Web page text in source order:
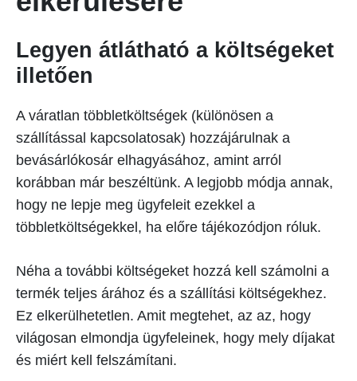
Legyen átlátható a költségeket
illetően
A váratlan többletköltségek (különösen a
szállítással kapcsolatosak) hozzájárulnak a
bevásárlókosár elhagyásához, amint arról
korábban már beszéltünk. A legjobb módja annak,
hogy ne lepje meg ügyfeleit ezekkel a
többletköltségekkel, ha előre tájékozódjon róluk.
Néha a további költségeket hozzá kell számolni a
termék teljes árához és a szállítási költségekhez.
Ez elkerülhetetlen. Amit megtehet, az az, hogy
világosan elmondja ügyfeleinek, hogy mely díjakat
és miért kell felszámítani.